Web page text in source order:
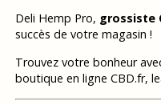
Deli Hemp Pro, grossiste
succès de votre magasin !
Trouvez votre bonheur
boutique en ligne CBD.fr,